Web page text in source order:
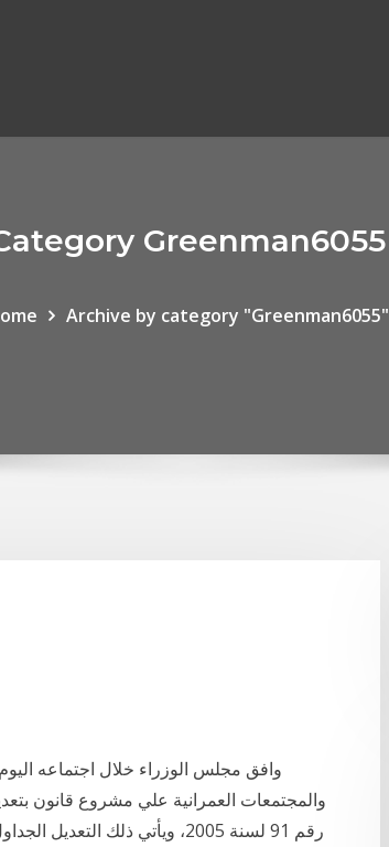
Greenman6055
Archive by category "Greenman6055"
وافق مجلس الوزراء خلال اجتماعه
والمجتمعات العمرانية علي مشروع قانون